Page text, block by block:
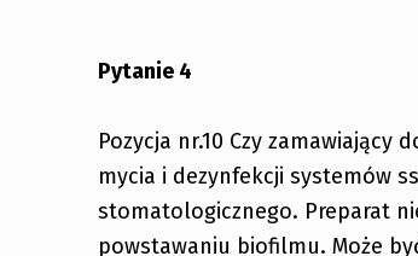
Pytanie 4
Pozycja nr.10 Czy
mycia i dezynfekcji systemów
stomatologicznego. Preparat
powstawaniu biofilmu. Może